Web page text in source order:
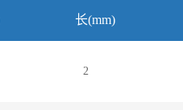
长(mm)
2